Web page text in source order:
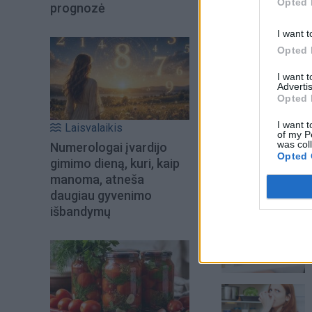
I want
Opted
I want
Opted
I want
of my
was
Opted
prognozė
Laisvalaikis
Numerologai įvardijo
gimimo dieną, kuri, kaip
manoma, atneša
daugiau gyvenimo
išbandymų
Į Klaipėdą iš
Kučinskienė
Šiuo metu